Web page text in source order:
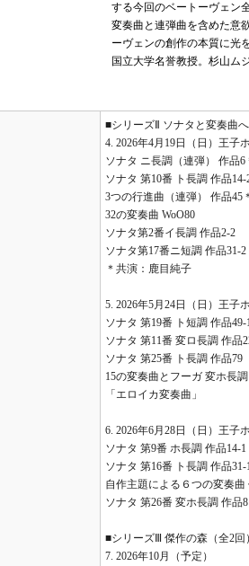
する今回のベートーヴェン
変奏曲と連弾曲を含めた意
ーヴェンの創作の本質に光
国立大学名誉教授。杉山ム
■シリーズⅡ ソナタと変奏曲
4. 2026年4月19日（日）王子
ソナタ ニ長調（連弾） 作品6
ソナタ 第10番 ト長調 作品14-
3つの行進曲（連弾） 作品45
32の変奏曲 WoO80
ソナタ第2番イ長調 作品2-2
ソナタ第17番ニ短調 作品31-
＊共演：鹿目純子
5. 2026年5月24日（日）王子
ソナタ 第19番 ト短調 作品49-
ソナタ 第11番 変ロ長調 作品
ソナタ 第25番 ト長調 作品79
15の変奏曲とフーガ 変ホ長
「エロイカ変奏曲」
6. 2026年6月28日（日）王子
ソナタ 第9番 ホ長調 作品14-1
ソナタ 第16番 ト長調 作品31-
自作主題による６つの変奏曲
ソナタ 第26番 変ホ長調 作品
■シリーズⅢ 傑作の森（全2回
7. 2026年10月（予定）